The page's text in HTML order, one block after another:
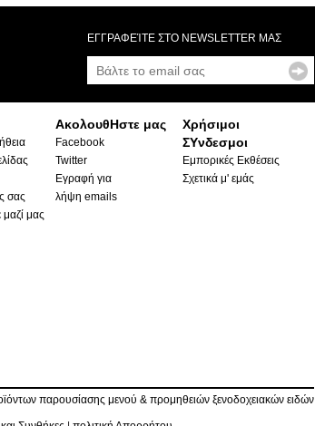
ΕΓΓΡΑΦΕΊΤΕ ΣΤΟ NEWSLETTER ΜΑΣ
σας
μαζί μας
ΑκολουθΗστε μας
Facebook
Twitter
Εγραφή για
λήψη emails
Χρήσιμοι
ΣΥνδεσμοι
Εμπορικές Εκθέσεις
Σχετικά μ' εμάς
παρουσίασης μενού & προμηθειών ξενοδοχειακών ειδών